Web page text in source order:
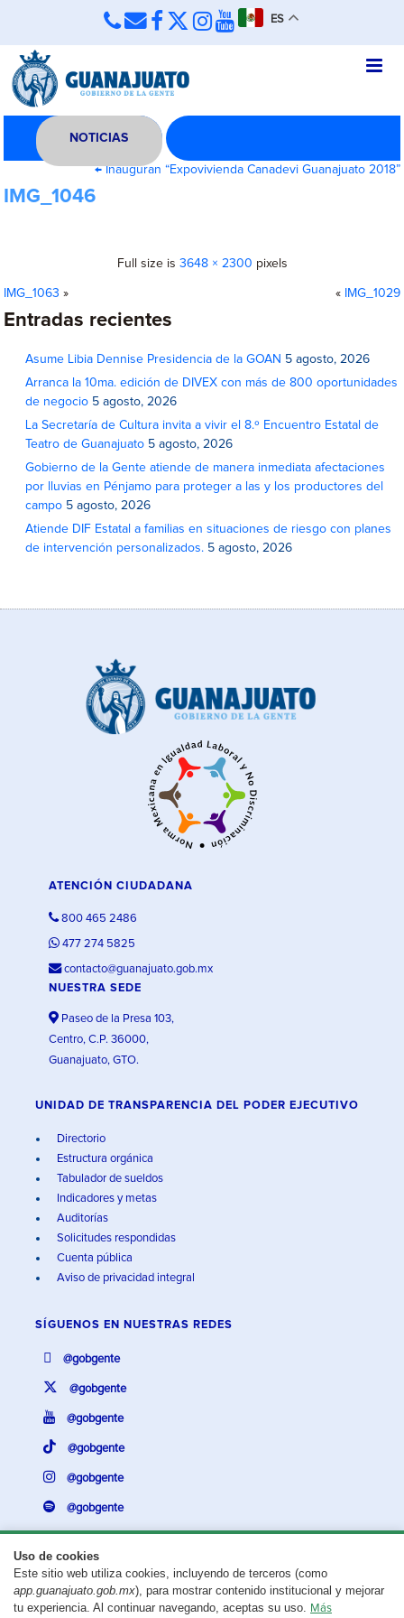
ES
NOTICIAS
←Inauguran “Expovivienda Canadevi Guanajuato 2018”
IMG_1046
Full size is 3648 × 2300 pixels
IMG_1063 » « IMG_1029
Entradas recientes
Asume Libia Dennise Presidencia de la GOAN 5 agosto, 2026
Arranca la 10ma. edición de DIVEX con más de 800 oportunidades
de negocio 5 agosto, 2026
La Secretaría de Cultura invita a vivir el 8.º Encuentro Estatal de
Teatro de Guanajuato 5 agosto, 2026
Gobierno de la Gente atiende de manera inmediata afectaciones
por lluvias en Pénjamo para proteger a las y los productores del
campo 5 agosto, 2026
Atiende DIF Estatal a familias en situaciones de riesgo con planes
de intervención personalizados. 5 agosto, 2026
Uso de cookies
Este sitio web utiliza cookies, incluyendo de terceros (como
app.guanajuato.gob.mx), para mostrar contenido institucional y mejorar
tu experiencia. Al continuar navegando, aceptas su uso. Más
ATENCIÓN CIUDADANA
800 465 2486
477 274 5825
contacto@guanajuato.gob.mx
NUESTRA SEDE
Paseo de la Presa 103,
Centro, C.P. 36000,
Guanajuato, GTO.
UNIDAD DE TRANSPARENCIA DEL PODER EJECUTIVO
Directorio
Estructura orgánica
Tabulador de sueldos
Indicadores y metas
Auditorías
Solicitudes respondidas
Cuenta pública
Aviso de privacidad integral
SÍGUENOS EN NUESTRAS REDES
@gobgente
@gobgente
@gobgente
@gobgente
@gobgente
@gobgente
¿Existe algún problema con esta página?Repórtalo aquí.